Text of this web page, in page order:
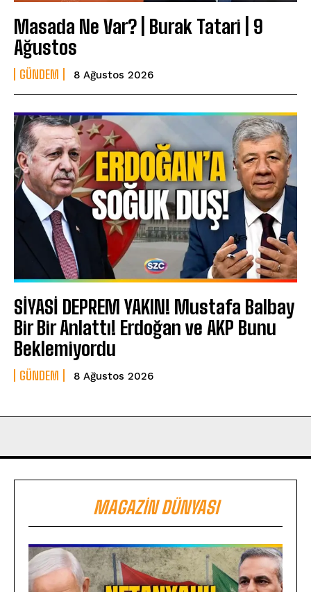
Masada Ne Var? | Burak Tatari | 9
Ağustos
GÜNDEM 8 Ağustos 2026
SİYASİ DEPREM YAKIN! Mustafa Balbay
Bir Bir Anlattı! Erdoğan ve AKP Bunu
Beklemiyordu
GÜNDEM 8 Ağustos 2026
MAGAZIN DÜNYASI